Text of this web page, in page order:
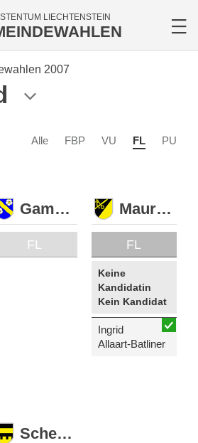
LIECHTENSTEIN
2007
Alle FBP VU FL PU
Gamprin
FL
Mauren
FL
Keine
Kandidatin
Kein Kandidat
Ingrid
Allaart-Batliner
Schellenberg